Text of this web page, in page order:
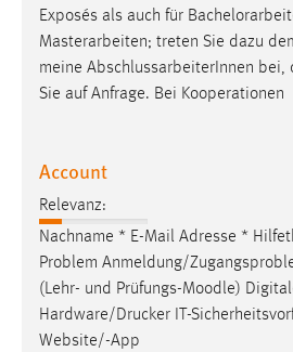
Exposés als auch für
Masterarbeiten; treten Sie dazu
meine AbschlussarbeiterInnen bei,
Sie auf Anfrage. Bei Kooperationen
Account
Relevanz:
Nachname * E-Mail Adresse *
Problem Anmeldung/
(Lehr- und Prüfungs-Moodle)
Hardware/Drucker IT-
Website/-App
gespeichert, ob man eingeloggt ist.
Sprachpräferenz
Das Cookie speichert die gewählte
Cookie Laufzeit:
Chat